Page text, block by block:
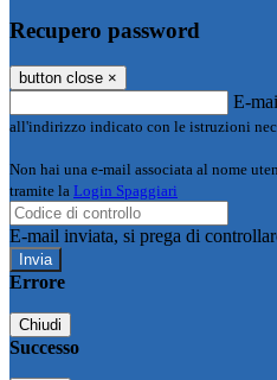
Recupero password
button close ×
E-
all'indirizzo indicato con le istruzioni
Non hai una e-mail associata al nome
tramite la Login Spaggiari
E-mail inviata, si prega di
Errore
Chiudi
Successo